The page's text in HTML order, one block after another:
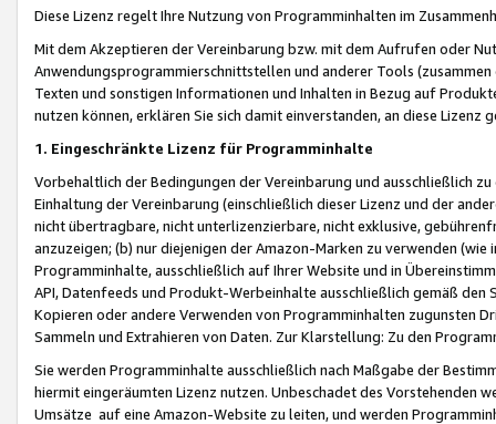
Diese Lizenz regelt Ihre Nutzung von Programminhalten im
Mit dem Akzeptieren der Vereinbarung bzw. mit dem Aufrufen oder
Anwendungsprogrammierschnittstellen und anderer Tools (zusammen
Texten und sonstigen Informationen und Inhalten in Bezug auf
nutzen können, erklären Sie sich damit einverstanden, an diese Lizenz
1. Eingeschränkte Lizenz für Programminhalte
Vorbehaltlich der Bedingungen der Vereinbarung und ausschließlich
Einhaltung der Vereinbarung (einschließlich dieser Lizenz und der
nicht übertragbare, nicht unterlizenzierbare, nicht exklusive,
anzuzeigen; (b) nur diejenigen der Amazon-Marken zu verwenden
Programminhalte, ausschließlich auf Ihrer Website und in
API, Datenfeeds und Produkt-Werbeinhalte ausschließlich gemäß
Kopieren oder andere Verwenden von Programminhalten zugunsten
Sammeln und Extrahieren von Daten. Zur Klarstellung: Zu den
Sie werden Programminhalte ausschließlich nach Maßgabe der
hiermit eingeräumten Lizenz nutzen. Unbeschadet des Vorstehenden
Umsätze auf eine Amazon-Website zu leiten, und werden